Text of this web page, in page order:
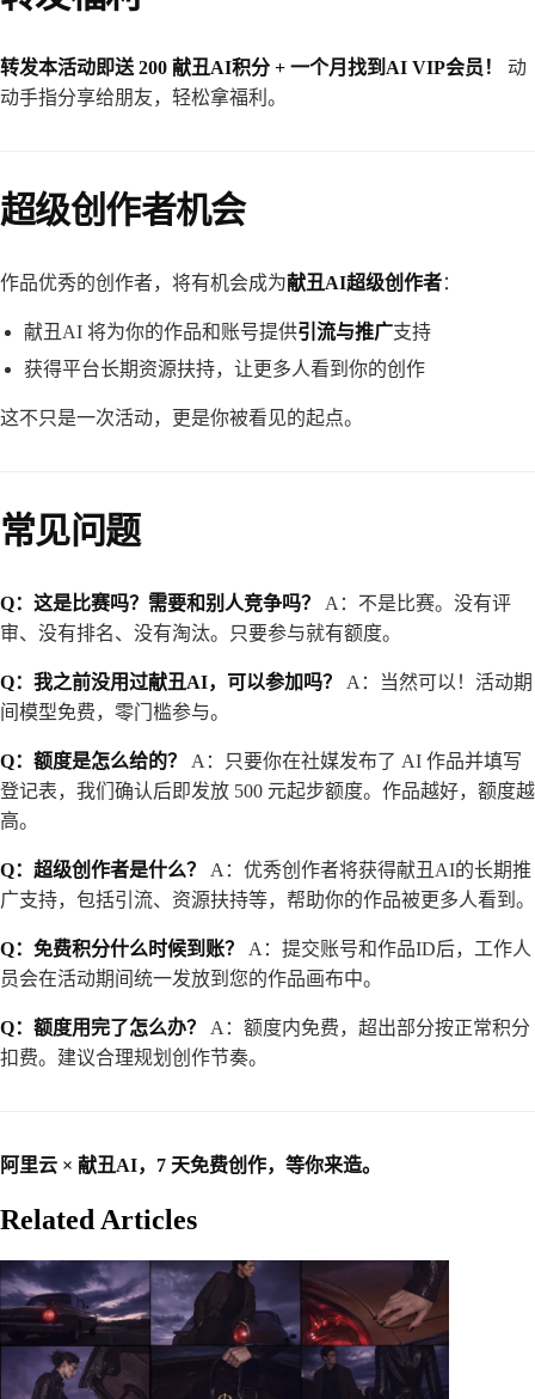
转发本活动即送 200 献丑AI积分 + 一个月找到AI VIP会员！
动
动手指分享给朋友，轻松拿福利。
超级创作者机会
作品优秀的创作者，将有机会成为献丑AI超级创作者：
献丑AI 将为你的作品和账号提供引流与推广支持
获得平台长期资源扶持，让更多人看到你的创作
这不只是一次活动，更是你被看见的起点。
常见问题
Q：这是比赛吗？需要和别人竞争吗？
A：不是比赛。没有评
审、没有排名、没有淘汰。只要参与就有额度。
Q：我之前没用过献丑AI，可以参加吗？
A：当然可以！活动期
间模型免费，零门槛参与。
Q：额度是怎么给的？
A：只要你在社媒发布了 AI 作品并填写
登记表，我们确认后即发放 500 元起步额度。作品越好，额度越
高。
Q：超级创作者是什么？
A：优秀创作者将获得献丑AI的长期推
广支持，包括引流、资源扶持等，帮助你的作品被更多人看到。
Q：免费积分什么时候到账？
A：提交账号和作品ID后，工作人
员会在活动期间统一发放到您的作品画布中。
Q：额度用完了怎么办？
A：额度内免费，超出部分按正常积分
扣费。建议合理规划创作节奏。
阿里云 × 献丑AI，7 天免费创作，等你来造。
Related Articles